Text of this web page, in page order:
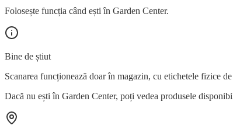
Folosește funcția când ești în Garden Center.
Bine de știut
Scanarea funcționează doar în magazin, cu etichetele fizice
Dacă nu ești în Garden Center, poți vedea produsele